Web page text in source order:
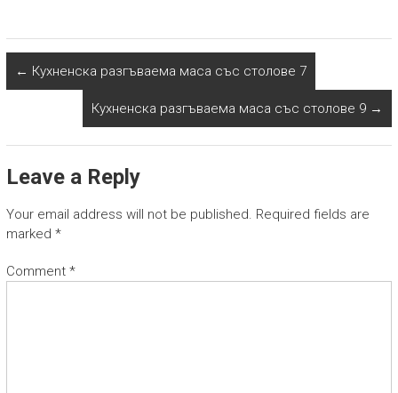
← Кухненска разгъваема маса със столове 7
Кухненска разгъваема маса със столове 9 →
Leave a Reply
Your email address will not be published. Required fields are
marked *
Comment *